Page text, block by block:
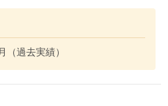
過去実績）